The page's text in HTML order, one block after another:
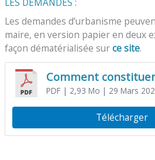
Les demandes d’urbanisme
maire, en version papier en deux
façon dématérialisée surce site.
Comment
PDF| 2,93 Mo | 29 Mars
Télécharger